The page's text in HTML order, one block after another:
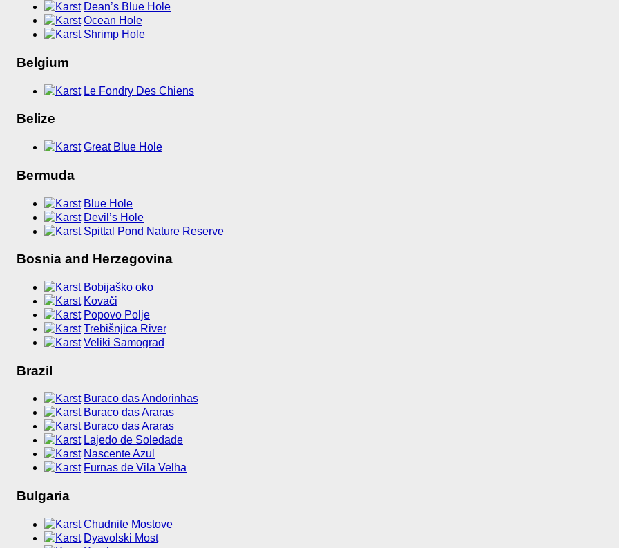
Dean’s Blue Hole
Ocean Hole
Shrimp Hole
Belgium
Le Fondry Des Chiens
Belize
Great Blue Hole
Bermuda
Blue Hole
Devil’s Hole
Spittal Pond Nature Reserve
Bosnia and Herzegovina
Bobijaško oko
Kovači
Popovo Polje
Trebišnjica River
Veliki Samograd
Brazil
Buraco das Andorinhas
Buraco das Araras
Buraco das Araras
Lajedo de Soledade
Nascente Azul
Furnas de Vila Velha
Bulgaria
Chudnite Mostove
Dyavolski Most